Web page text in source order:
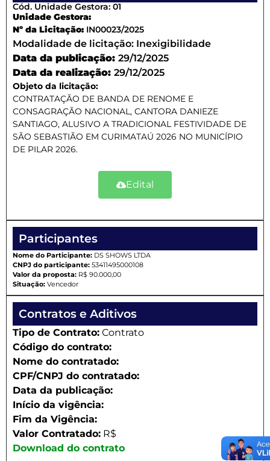
Cód. Unidade Gestora: 01
Unidade Gestora:
Nº da Licitação: IN00023/2025
Modalidade de licitação: Inexigibilidade
Data da publicação: 29/12/2025
Data da realização: 29/12/2025
Objeto da licitação:
CONTRATAÇÃO DE BANDA DE RENOME E
CONSAGRAÇÃO NACIONAL, CANTORA DANIEZE
SANTIAGO, ALUSIVO A TRADICIONAL FESTIVIDADE DE
SÃO SEBASTIÃO EM CURIMATAÚ 2026 NO MUNICÍPIO
DE PILAR 2026.
Edital
Participantes
Nome do Participante: DS SHOWS LTDA
CNPJ do participante: 53411495000108
Valor da proposta: R$ 90.000,00
Situação: Vencedor
Contratos e Aditivos
Tipo de Contrato: Contrato
Código do contrato:
Nome do contratado:
CPF/CNPJ do contratado:
Data da publicação:
Início da vigência:
Fim da Vigência:
Valor Contratado: R$
Download do contrato